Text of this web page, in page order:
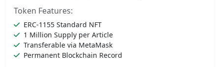
Token Features:
ERC-1155 Standard NFT
1 Million Supply per Article
Transferable via MetaMask
Permanent Blockchain Record